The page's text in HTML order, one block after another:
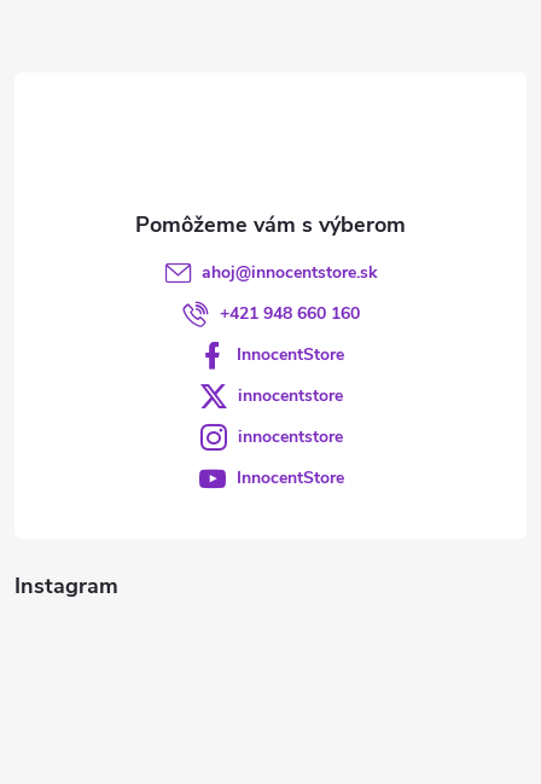
Instagram
ahoj@innocentstore.sk
+421 948 660 160
InnocentStore
innocentstore
innocentstore
InnocentStore